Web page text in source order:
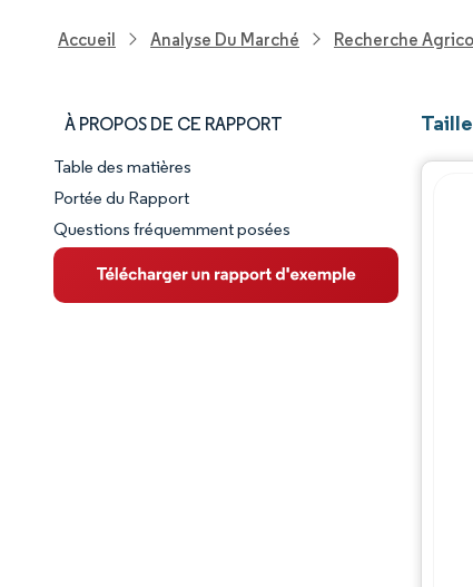
Accueil Analyse Du Marché Recherche
À PROPOS DE CE RAPPORT
Aperçu du marché
VUE D’ENSEMBLE DU MARCHÉ
Principales tendances du marché
Table des matières
Portée du Rapport
Questions fréquemment posées